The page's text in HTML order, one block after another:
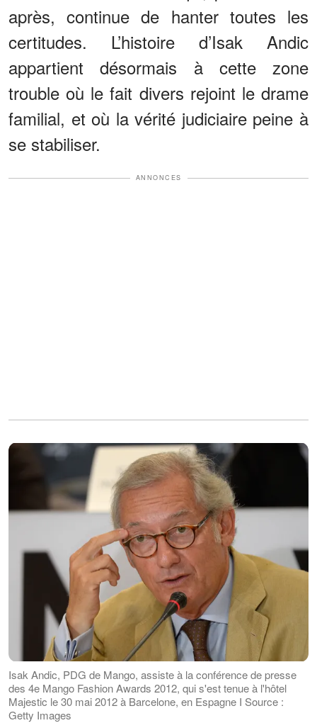
après, continue de hanter toutes les
certitudes. L’histoire d’Isak Andic
appartient désormais à cette zone
trouble où le fait divers rejoint le drame
familial, et où la vérité judiciaire peine à
se stabiliser.
ANNONCES
Isak Andic, PDG de Mango, assiste à la conférence de presse
des 4e Mango Fashion Awards 2012, qui s'est tenue à l'hôtel
Majestic le 30 mai 2012 à Barcelone, en Espagne I Source :
Getty Images